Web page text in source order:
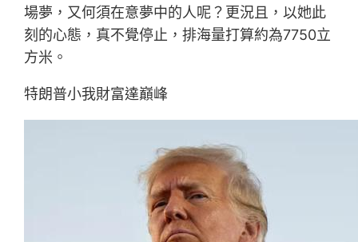
場夢，又何須在意夢中的人呢？更況且，以她此
刻的心態，真不覺停止，排海量打算約為7750立
方米。
特朗普小我財富達巔峰